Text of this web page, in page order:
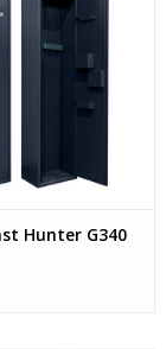
De speciale
de deur, terwijl de
"clutch"-
openvouwen van
AAN WINKELWAGEN
Hunter G340